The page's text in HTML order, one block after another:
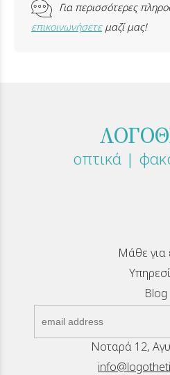
Για περισσότερες
επικοινωνήσετεμαζί μας!
οπτικά |
Μάθε για
Blog
Νοταρά 12,